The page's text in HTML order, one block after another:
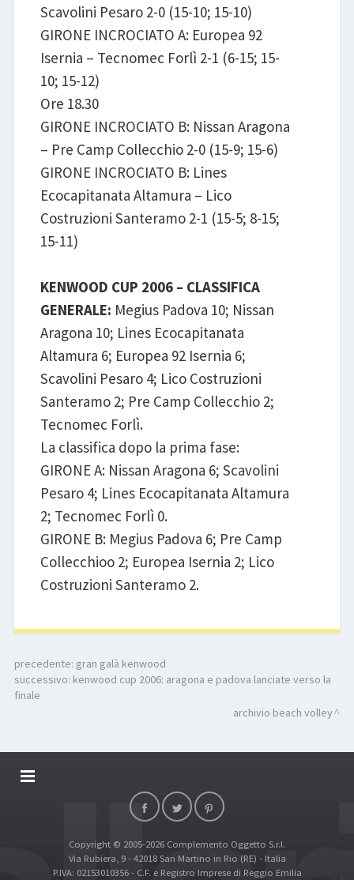
Scavolini Pesaro 2-0 (15-10; 15-10)
GIRONE INCROCIATO A: Europea 92
Isernia – Tecnomec Forlì 2-1 (6-15; 15-
10; 15-12)
Ore 18.30
GIRONE INCROCIATO B: Nissan Aragona
– Pre Camp Collecchio 2-0 (15-9; 15-6)
GIRONE INCROCIATO B: Lines
Ecocapitanata Altamura – Lico
Costruzioni Santeramo 2-1 (15-5; 8-15;
15-11)
KENWOOD CUP 2006 – CLASSIFICA
GENERALE: Megius Padova 10; Nissan
Aragona 10; Lines Ecocapitanata
Altamura 6; Europea 92 Isernia 6;
Scavolini Pesaro 4; Lico Costruzioni
Santeramo 2; Pre Camp Collecchio 2;
Tecnomec Forlì.
La classifica dopo la prima fase:
GIRONE A: Nissan Aragona 6; Scavolini
Pesaro 4; Lines Ecocapitanata Altamura
2; Tecnomec Forlì 0.
GIRONE B: Megius Padova 6; Pre Camp
Collecchioo 2; Europea Isernia 2; Lico
Costruzioni Santeramo 2.
precedente: gran galà kenwood
successivo: kenwood cup 2006: aragona e padova lanciate verso la
finale
archivio beach volley
DALLARIVOLLEY SOSTIENE
TOP RICERCHE
SITE MAP
Copyright © 2005-2026 Complemento Oggetto S.r.l.
Via Rubiera, 9 - 42018 San Martino in Rio (RE) - Italia
P.IVA: 02153010356 - C.F. e Registro Imprese di Reggio Emilia